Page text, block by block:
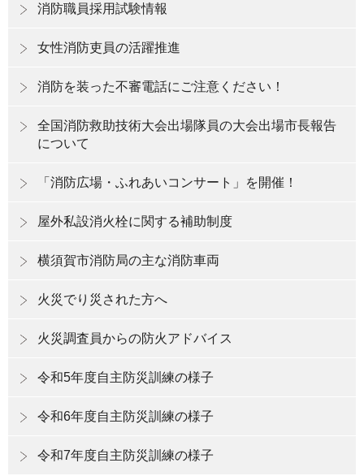
消防職員採用試験情報
女性消防吏員の活躍推進
消防を装った不審電話にご注意ください！
全国消防救助技術大会出場隊員の大会出場市長報告
について
「消防広場・ふれあいコンサート」を開催！
屋外私設消火栓に関する補助制度
横須賀市消防局の主な消防車両
火災でり災された方へ
火災調査員からの防火アドバイス
令和5年度自主防災訓練の様子
令和6年度自主防災訓練の様子
令和7年度自主防災訓練の様子